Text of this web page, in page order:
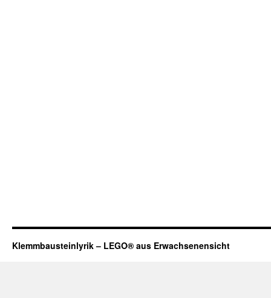
Klemmbausteinlyrik – LEGO® aus Erwachsenensicht